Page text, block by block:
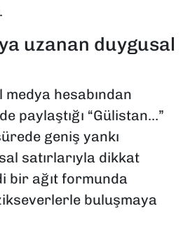
uzanan duygusal
medya hesabından
paylaştığı “Gülistan…”
geniş yankı
satırlarıyla dikkat
bir ağıt formunda
buluşmaya